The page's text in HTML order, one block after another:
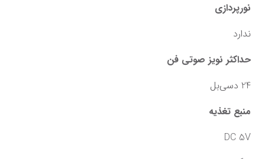
نورپردازی
ندارد
حداکثر نویز صوتی فن
24 دسی‌بل
منبع تغذیه
DC 5V